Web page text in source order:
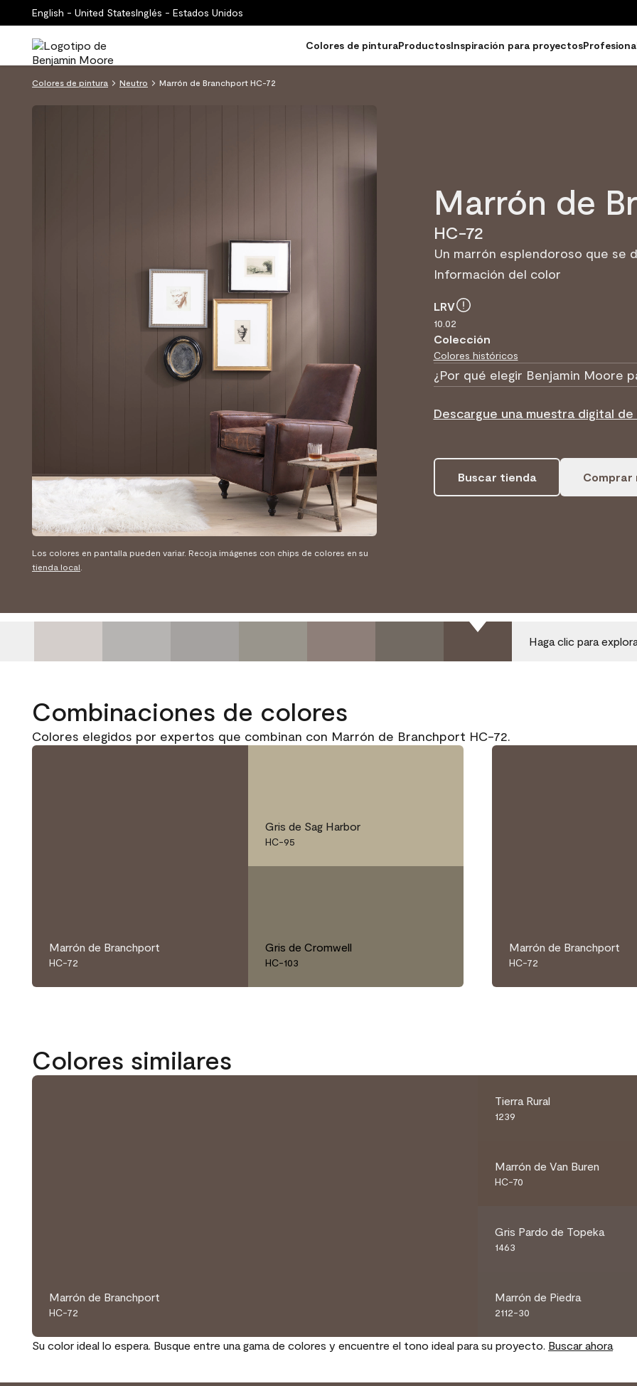
English - United StatesInglés - Estados Unidos
Colores de pinturaProductosInspiración para proyectos
Colores de pintura Neutro Marrón de Branchport HC-72
Marrón de
HC-72
Un marrón esplendoroso que se
Información del color
LRV
10.02
Colección
Colores históricos
¿Por qué elegir Benjamin Moore
Descargue una muestra digital
Buscar tienda Comprar
Los colores en pantalla pueden variar. Recoja imágenes con chips de colores en su
tienda local
Haga clic para
Combinaciones de colores
Colores elegidos por expertos que combinan con Marrón de Branchport HC-72.
Marrón de Branchport
HC-72
Gris de Sag Harbor
HC-95
Gris de Cromwell
HC-103
Marrón de Branchport
HC-72
Colores similares
Marrón de Branchport
HC-72
Tierra Rural
1239
Marrón de Van Buren
HC-70
Gris Pardo de Topeka
1463
Marrón de Piedra
2112-30
Su color ideal lo espera. Busque entre una gama de colores y encuentre el tono ideal para su proyecto. Buscar ahora